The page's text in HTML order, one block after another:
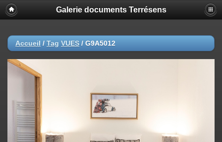
Galerie documents Terrésens
Accueil / Tag VUES / G9A5012